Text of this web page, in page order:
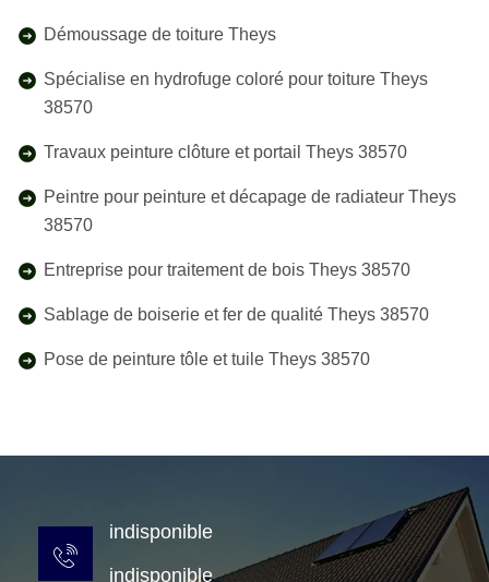
Démoussage de toiture Theys
Spécialise en hydrofuge coloré pour toiture Theys
38570
Travaux peinture clôture et portail Theys 38570
Peintre pour peinture et décapage de radiateur Theys
38570
Entreprise pour traitement de bois Theys 38570
Sablage de boiserie et fer de qualité Theys 38570
Pose de peinture tôle et tuile Theys 38570
indisponible
indisponible